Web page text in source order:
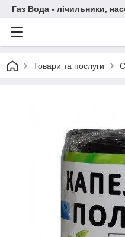
Газ Вода - лічильники,
Товари та послуги